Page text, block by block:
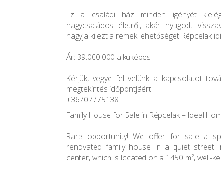
Ez a családi ház minden igényét
nagycsaládos életről, akár nyugodt
hagyja ki ezt a remek lehetőséget Répcelak
Ár: 39.000.000 alkuképes
Kérjük, vegye fel velünk a kapcsolatot
megtekintés időpontjáért!
+36707775138
Family House for Sale in Répcelak – Ideal
Rare opportunity! We offer for sale a
renovated family house in a quiet street
center, which is located on a 1450 m², well-